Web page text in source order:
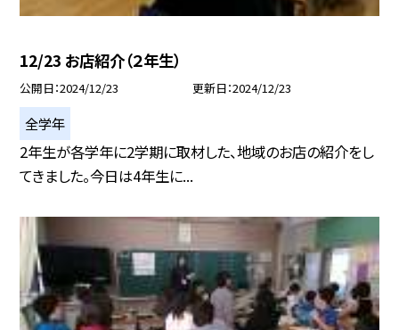
12/23 お店紹介（２年生）
公開日 2024/12/23 更新日 2024/12/23
全学年
2年生が各学年に2学期に取材した、地域のお店の紹介をし
てきました。今日は4年生に...